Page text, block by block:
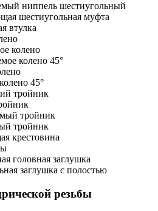
ниппель шестиугольный
шестиугольная муфта
втулка
колено
колено 45°
45°
тройник
тройник
тройник
крестовина
головная заглушка
заглушка с полостью
резьбы